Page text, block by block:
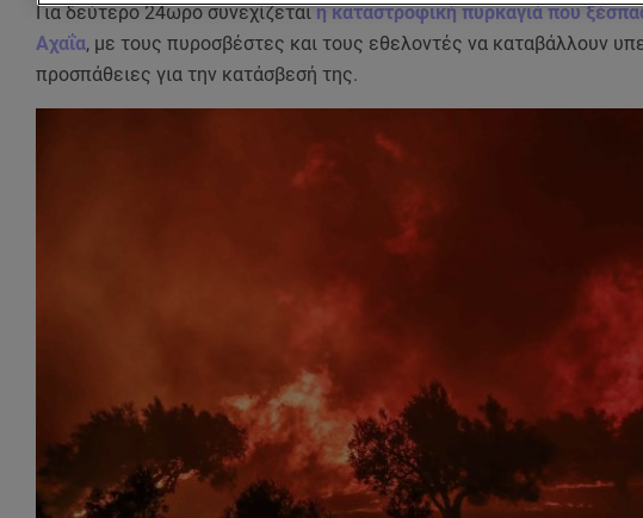
Για δεύτερο 24ωρο συνεχίζεταιη καταστροφική πυρκαγιά που
Αχαΐα, με τους πυροσβέστες και τους εθελοντές να καταβάλλουν
προσπάθειες για την κατάσβεσή της.